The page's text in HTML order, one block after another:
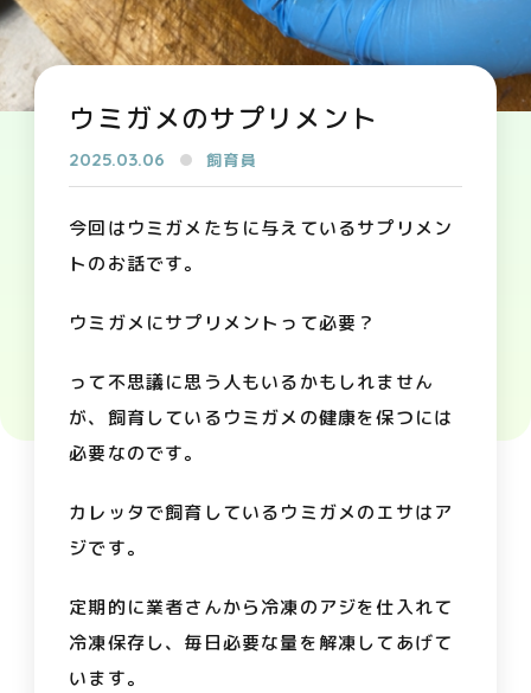
ウミガメのサプリメント
2025.03.06 飼育員
今回はウミガメたちに与えているサプリメン
トのお話です。
ウミガメにサプリメントって必要？
って不思議に思う人もいるかもしれません
が、飼育しているウミガメの健康を保つには
必要なのです。
カレッタで飼育しているウミガメのエサはア
ジです。
定期的に業者さんから冷凍のアジを仕入れて
冷凍保存し、毎日必要な量を解凍してあげて
います。